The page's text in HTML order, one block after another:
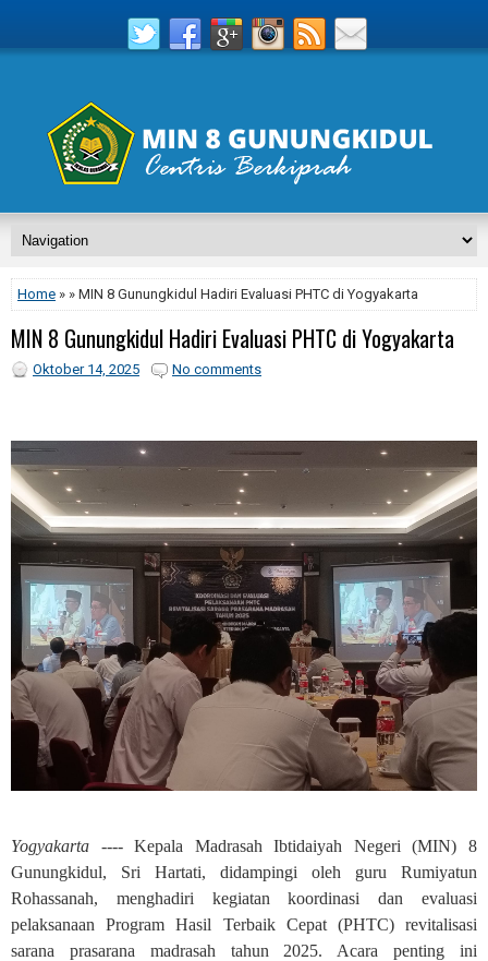
Home » » MIN 8 Gunungkidul Hadiri Evaluasi PHTC di Yogyakarta
MIN 8 Gunungkidul Hadiri Evaluasi PHTC di Yogyakarta
Oktober 14, 2025 No comments
Yogyakarta ----Kepala Madrasah Ibtidaiyah Negeri (MIN) 8
Gunungkidul, Sri Hartati, didampingi oleh guru Rumiyatun
Rohassanah, menghadiri kegiatan koordinasi dan evaluasi
pelaksanaan Program Hasil Terbaik Cepat (PHTC) revitalisasi
sarana prasarana madrasah tahun 2025. Acara penting ini